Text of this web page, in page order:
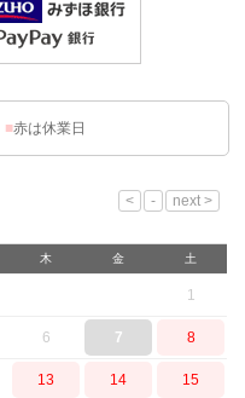
■赤は休業日
木 金 土
1
6 7 8
13 14 15